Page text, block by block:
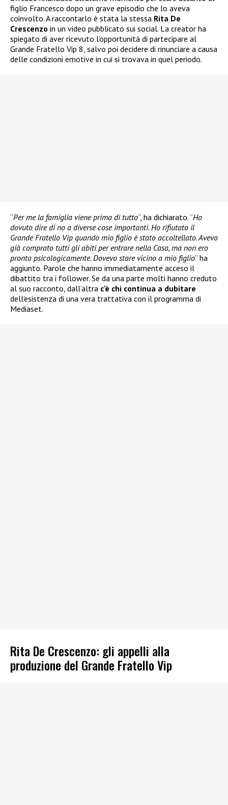
figlio Francesco dopo un grave episodio che lo aveva
coinvolto. A raccontarlo è stata la stessa Rita De
Crescenzo in un video pubblicato sui social. La creator ha
spiegato di aver ricevuto l’opportunità di partecipare al
Grande Fratello Vip 8, salvo poi decidere di rinunciare a causa
delle condizioni emotive in cui si trovava in quel periodo.
“Per me la famiglia viene prima di tutto“, ha dichiarato. “Ho
dovuto dire di no a diverse cose importanti. Ho rifiutato il
Grande Fratello Vip quando mio figlio è stato accoltellato. Avevo
già comprato tutti gli abiti per entrare nella Casa, ma non ero
pronta psicologicamente. Dovevo stare vicino a mio figlio” ha
aggiunto. Parole che hanno immediatamente acceso il
dibattito tra i follower. Se da una parte molti hanno creduto
al suo racconto, dall’altra c’è chi continua a dubitare
dell’esistenza di una vera trattativa con il programma di
Mediaset.
Rita De Crescenzo: gli appelli alla
produzione del Grande Fratello Vip